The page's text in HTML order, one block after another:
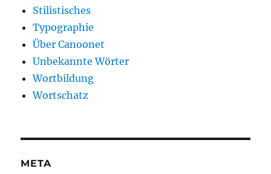
Stilistisches
Typographie
Über Canoonet
Unbekannte Wörter
Wortbildung
Wortschatz
META